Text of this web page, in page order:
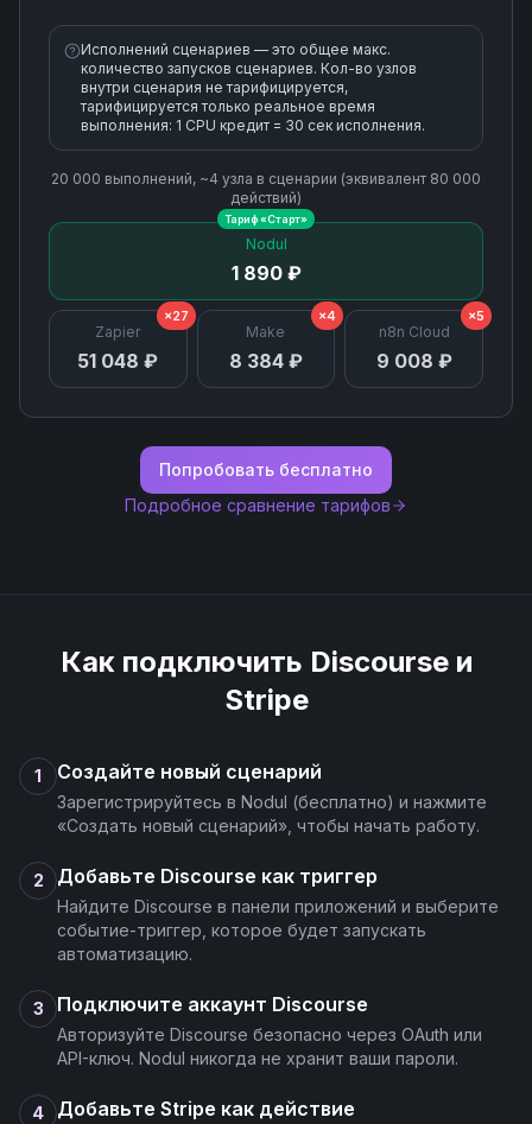
Retrieve an Invoice
Send Invoice
Update Invoice Line Item
Void Invoice
Исполнений сценариев — это общее макс.
количество запусков сценариев. Кол-во узлов
внутри сценария не тарифицируется,
тарифицируется только реальное время
выполнения: 1 CPU кредит = 30 сек исполнения.
20 000 выполнений, ~4 узла в сценарии (эквивалент 80 000
действий)
Nodul
1 890 ₽
Тариф «Старт»
Zapier
51 048 ₽
×27
Make
8 384 ₽
×4
n8n Cloud
9 008 ₽
×5
Попробовать бесплатно
Подробное сравнение тарифов
Как подключить Discourseи
Stripe
1 Создайте новый сценарий
Зарегистрируйтесь в Nodul (бесплатно) и нажмите
«Создать новый сценарий», чтобы начать работу.
2 Добавьте Discourse как триггер
Найдите Discourse в панели приложений и выберите
событие-триггер, которое будет запускать
автоматизацию.
3 Подключите аккаунт Discourse
Авторизуйте Discourse безопасно через OAuth или
API-ключ. Nodul никогда не хранит ваши пароли.
4 Добавьте Stripe как действие